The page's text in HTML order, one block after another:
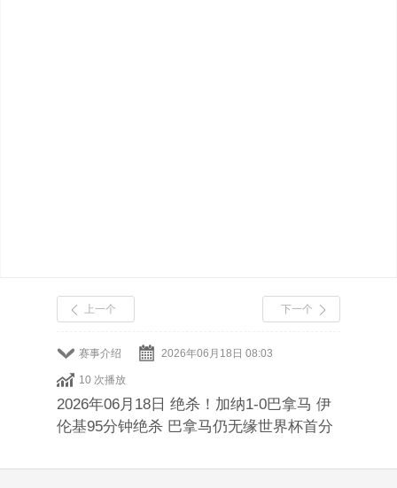
赛事介绍 2026年06月18日 08:03
10 次播放
上一个 下一个
2026年06月18日 绝杀！加纳1-0巴拿马 伊
伦基95分钟绝杀 巴拿马仍无缘世界杯首分